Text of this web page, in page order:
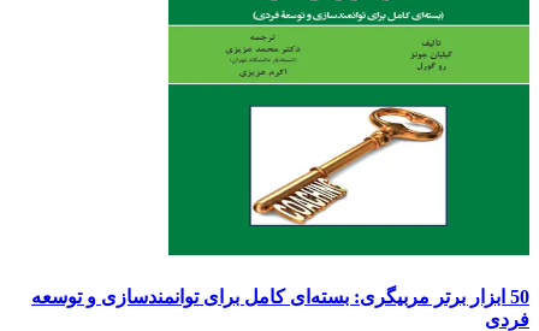
50 ابزار برتر مربیگری: بسته‌ای کامل برای توانمندسازی و توسعه
فردی